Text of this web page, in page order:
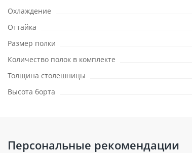
Охлаждение
Оттайка
Размер полки
Количество полок в комплекте
Толщина столешницы
Высота борта
Персональные рекомендации